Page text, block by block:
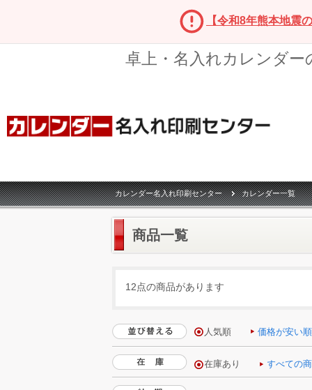
【令和8年熊本地震
卓上・名入れカレンダ
カレンダー名入れ印刷センター カレンダー一覧
商品一覧
12点の商品があります
人気順 価格が安い順